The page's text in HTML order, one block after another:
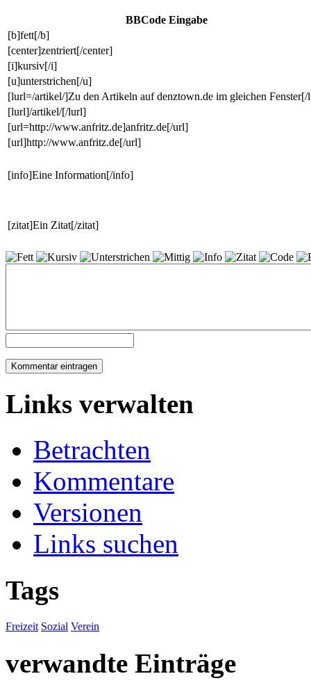
BBCode Eingabe
[b]fett[/b]
[center]zentriert[/center]
[i]kursiv[/i]
[u]unterstrichen[/u]
[lurl=/artikel/]Zu den Artikeln auf denztown.de im gleichen
[lurl]/artikel/[/lurl]
[url=http://www.anfritz.de]anfritz.de[/url]
[url]http://www.anfritz.de[/url]
[info]Eine Information[/info]
[zitat]Ein Zitat[/zitat]
Links verwalten
Betrachten
Kommentare
Versionen
Links suchen
Tags
Freizeit Sozial Verein
verwandte Einträge